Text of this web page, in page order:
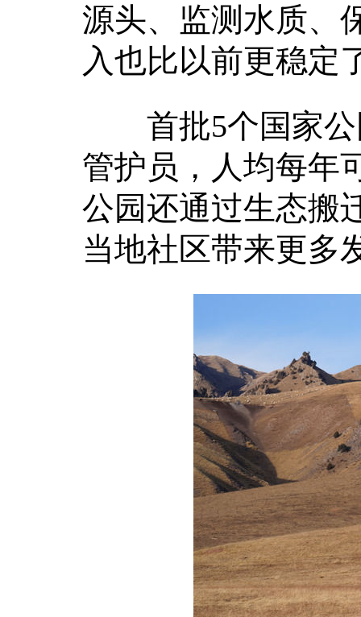
源头、监测水质、
入也比以前更稳定
首批5个国家公
管护员，人均每年
公园还通过生态搬
当地社区带来更多